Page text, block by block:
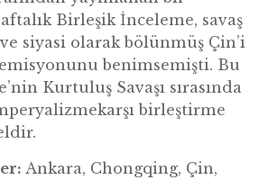
Birleşik İnceleme, savaş
siyasi olarak bölünmüş Çin’i
benimsemişti. Bu
Kurtuluş Savaşı sırasında
birleştirme
Ankara, Chongqing, Çin,